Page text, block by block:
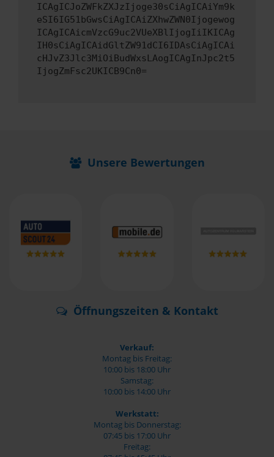
ICAgICJoZWFkZXJzIjoge30sCiAgICAiYm9k
eSI6IG51bGwsCiAgICAiZXhwZWN0Ijogewog
ICAgICAicmVzcG9uc2VUeXBlIjogIiIKICAg
IH0sCiAgICAidGltZW91dCI6IDAsCiAgICAi
cHJvZ3Jlc3MiOiBudWxsLAogICAgInJpc2t5
IjogZmFsc2UKICB9Cn0=
Unsere Bewertungen
Öffnungszeiten & Kontakt
Verkauf:
Montag bis Freitag:
10:00 bis 18:00 Uhr
Samstag:
10:00 bis 14:00 Uhr
Werkstatt:
Montag bis Donnerstag:
07:45 bis 17:00 Uhr
Freitag: